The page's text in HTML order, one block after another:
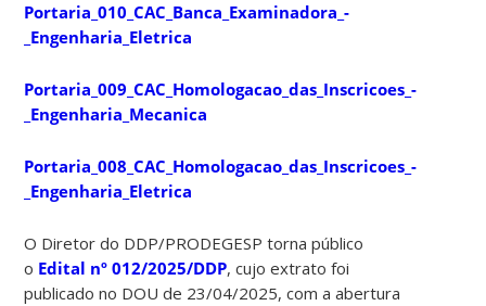
Portaria_010_CAC_Banca_Examinadora_-
_Engenharia_Eletrica
Portaria_009_CAC_Homologacao_das_Inscricoes_-
_Engenharia_Mecanica
Portaria_008_CAC_Homologacao_das_Inscricoes_-
_Engenharia_Eletrica
O Diretor do DDP/PRODEGESP torna público
o Edital nº 012/2025/DDP, cujo extrato foi
publicado no DOU de 23/04/2025, com a abertura